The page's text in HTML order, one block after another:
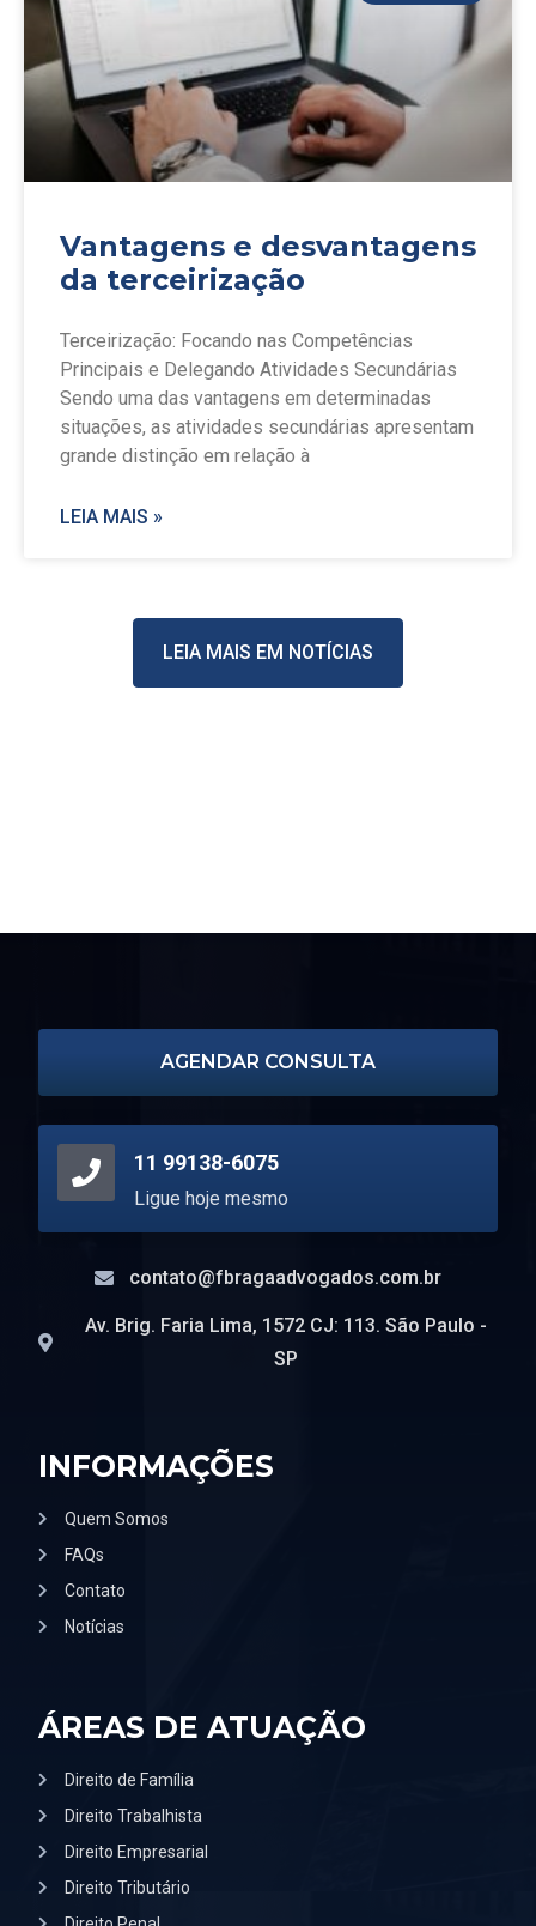
Vantagens e desvantagens
da terceirização
Terceirização: Focando nas Competências
Principais e Delegando Atividades Secundárias
Sendo uma das vantagens em determinadas
situações, as atividades secundárias apresentam
grande distinção em relação à
LEIA MAIS »
LEIA MAIS EM NOTÍCIAS
escort turin
ÁREAS DE ATUAÇÃO
Direito de Família
Direito Trabalhista
Direito Empresarial
Direito Tributário
INFORMAÇÕES
Quem Somos
FAQs
Contato
Notícias
AGENDAR CONSULTA
11 99138-6075
Ligue hoje mesmo
contato@fbragaadvogados.com.br
Av. Brig. Faria Lima, 1572 CJ: 113. São Paulo -
SP